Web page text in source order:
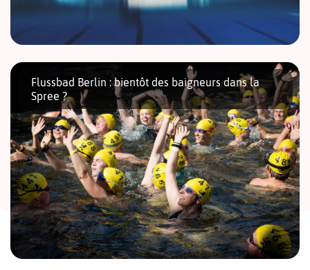
Le soleil disparait doucement des écrans radar, le froid s’installe
et il y a toujours ces petits bourrelets hérités des apéritifs
estivaux qui vous insupportent… #mauvaisehumeur ! Pourquoi ne
pas […]
Flussbad Berlin : bientôt des baigneurs dans la
Spree ?